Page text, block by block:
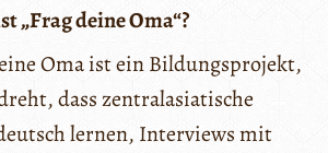
„Frag deine Oma“?
Oma ist ein Bildungsprojekt,
dass zentralasiatische
lernen, Interviews mit